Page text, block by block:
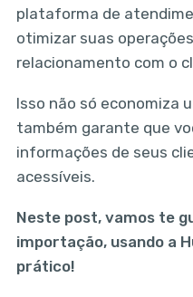
plataforma de
otimizar suas
relacionamento com o
Isso não só economiza
também garante que
informações de seus
acessíveis.
Neste post, vamos te
importação, usando a
prático!